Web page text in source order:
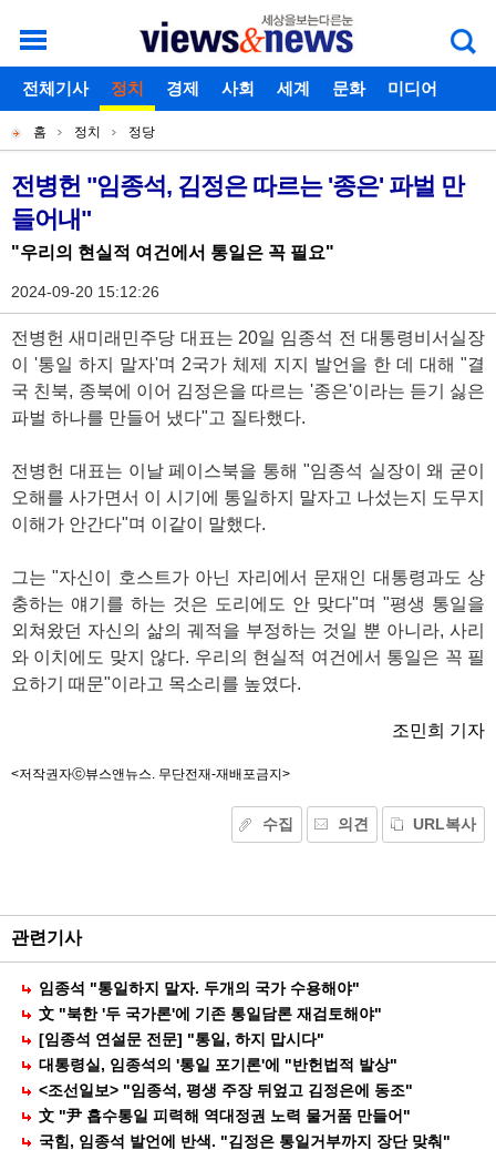
개
별
메
뉴
로그인 회원가입 아이디찾기 비밀번호찾기
주
메
뉴
전체기사 정치 경제 사회 세계 문화
미디어
현
재
위
치
홈 정치 정당
기
사
본
문
전병헌 "임종석, 김정은 따르는 '종은' 파벌 만
들어내"
"우리의 현실적 여건에서 통일은 꼭 필요"
2024-09-20 15:12:26
전병헌 새미래민주당 대표는 20일 임종석 전 대통령비서실장
이 '통일 하지 말자'며 2국가 체제 지지 발언을 한 데 대해 "결
국 친북, 종북에 이어 김정은을 따르는 '종은'이라는 듣기 싫은
파벌 하나를 만들어 냈다"고 질타했다.
전병헌 대표는 이날 페이스북을 통해 "임종석 실장이 왜 굳이
오해를 사가면서 이 시기에 통일하지 말자고 나섰는지 도무지
이해가 안간다"며 이같이 말했다.
그는 "자신이 호스트가 아닌 자리에서 문재인 대통령과도 상
충하는 얘기를 하는 것은 도리에도 안 맞다"며 "평생 통일을
외쳐왔던 자신의 삶의 궤적을 부정하는 것일 뿐 아니라, 사리
와 이치에도 맞지 않다. 우리의 현실적 여건에서 통일은 꼭 필
요하기 때문"이라고 목소리를 높였다.
조민희 기자
<저작권자ⓒ뷰스앤뉴스. 무단전재-재배포금지>
수집 의견 URL복사
공
유
관련기사
임종석 "통일하지 말자. 두개의 국가 수용해야"
文 "북한 '두 국가론'에 기존 통일담론 재검토해야"
[임종석 연설문 전문] "통일, 하지 맙시다"
대통령실, 임종석의 '통일 포기론'에 "반헌법적 발상"
<조선일보> "임종석, 평생 주장 뒤엎고 김정은에 동조"
文 "尹 흡수통일 피력해 역대정권 노력 물거품 만들어"
국힘, 임종석 발언에 반색. "김정은 통일거부까지 장단 맞춰"